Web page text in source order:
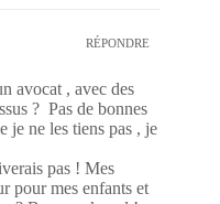
RÉPONDRE
avocat , avec des
? Pas de bonnes
je ne les tiens pas , je
pas ! Mes
pour mes enfants et